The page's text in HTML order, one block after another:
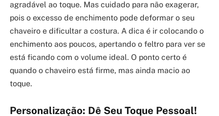
agradável ao toque. Mas cuidado para não exagerar,
pois o excesso de enchimento pode deformar o seu
chaveiro e dificultar a costura. A dica é ir colocando o
enchimento aos poucos, apertando o feltro para ver se
está ficando com o volume ideal. O ponto certo é
quando o chaveiro está firme, mas ainda macio ao
toque.
Personalização: Dê Seu Toque Pessoal!